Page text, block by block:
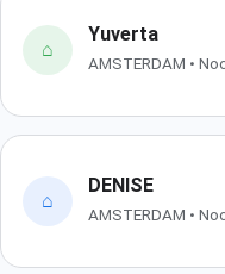
⌂
Yuverta
AMSTERDAM •
⌂
DENISE
AMSTERDAM •